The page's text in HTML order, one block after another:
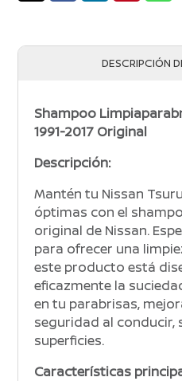
DESCRIPCIÓN
Shampoo
1991-2017 Original
Descripción:
Mantén tu Nissan
óptimas con el
original de Nissan.
para ofrecer una
este producto está
eficazmente la
en tu parabrisas,
seguridad al conducir,
superficies.
Características